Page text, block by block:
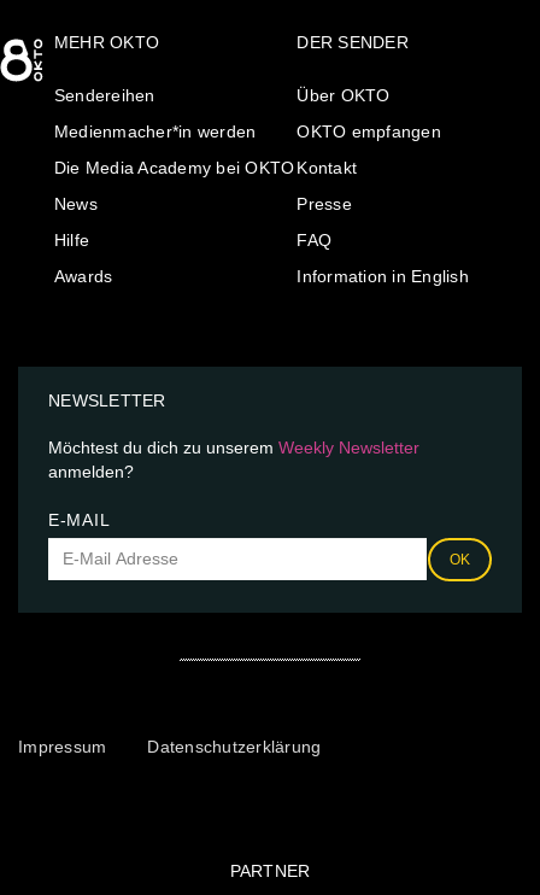
MEHR OKTO
Sendereihen
Medienmacher*in werden
Die Media Academy bei OKTO
News
Hilfe
Awards
DER SENDER
Über OKTO
OKTO empfangen
Kontakt
Presse
FAQ
Information in English
NEWSLETTER
Möchtest du dich zu unserem Weekly Newsletter
anmelden?
E-MAIL
OK
Impressum Datenschutzerklärung
PARTNER